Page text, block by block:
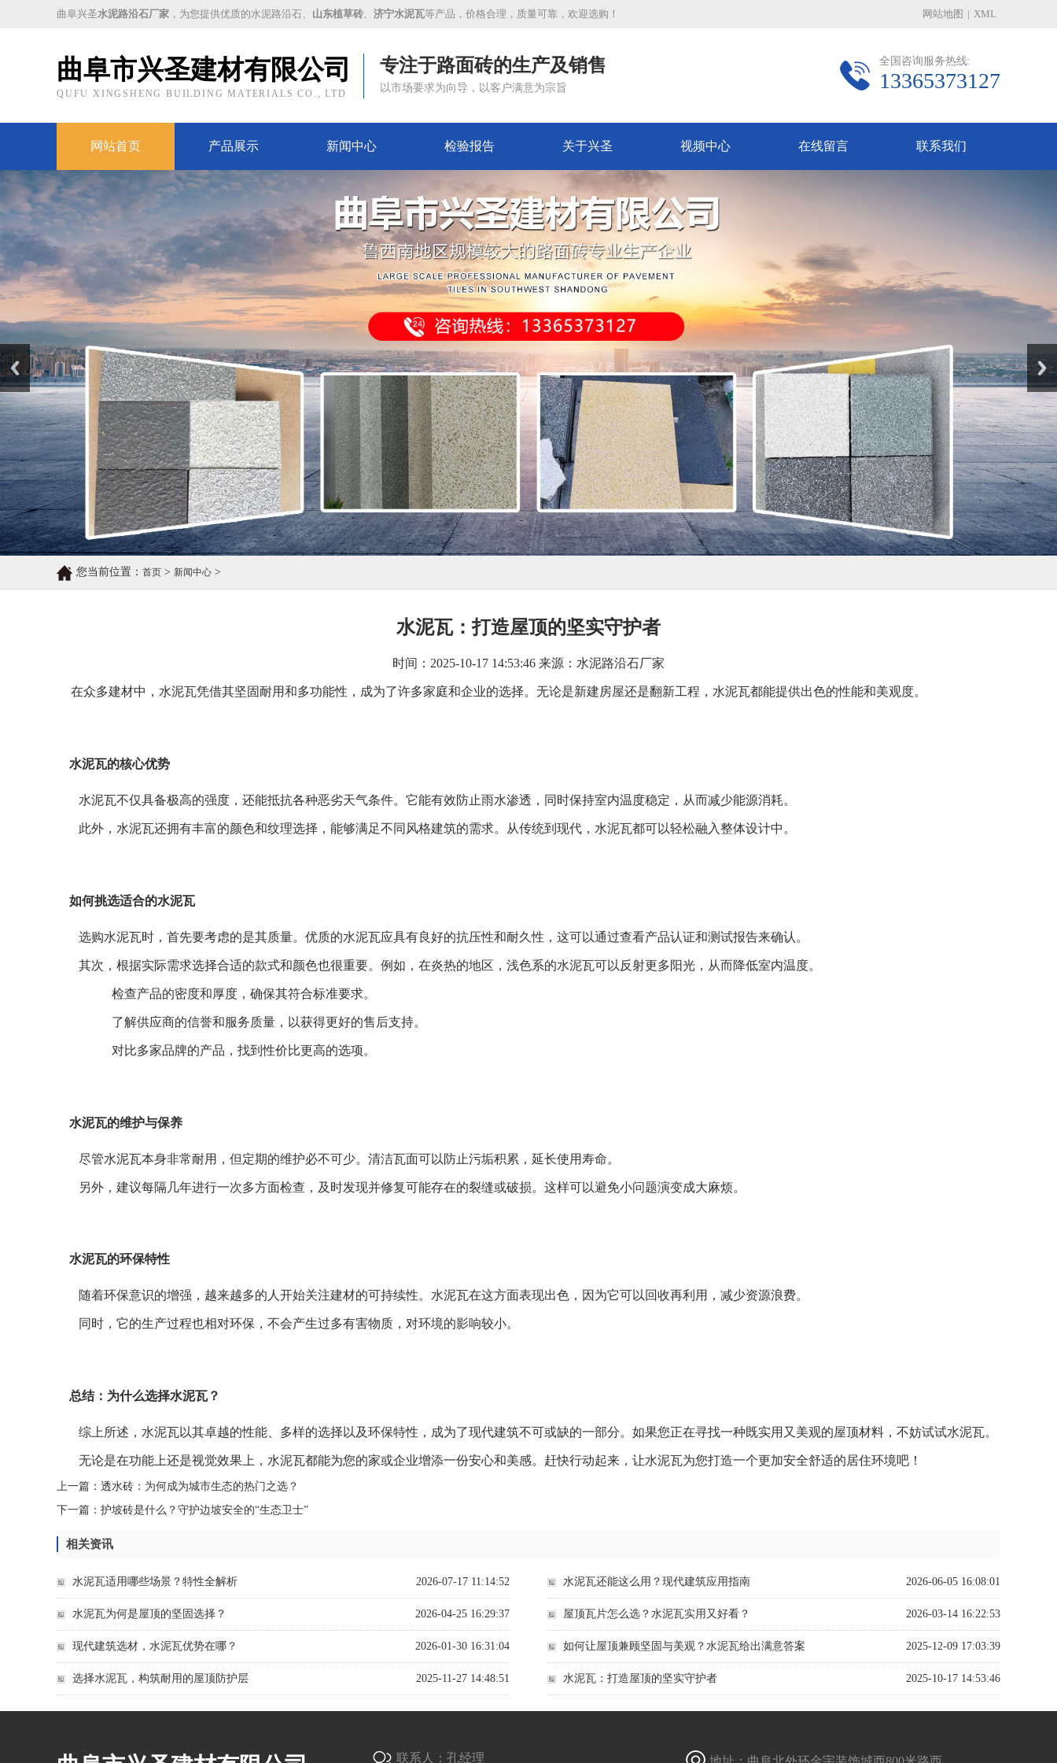
曲阜兴圣水泥路沿石厂家 ，为您提供优质的水泥路沿石、 山东植草砖、 济宁水泥瓦等产品，价格合理，质量可靠，欢迎选购！ 网站地图 | XML
曲阜市兴圣建材有限公司
QUFU XINGSHENG BUILDING MATERIALS CO., LTD
专注于路面砖的生产及销售
以市场要求为向导，以客户满意为宗旨
全国咨询服务热线:
13365373127
网站首页 产品展示 新闻中心 检验报告 关于兴圣 视频中心 在线留言 联系我们
您当前位置： 首页 > 新闻中心 >
水泥瓦：打造屋顶的坚实守护者
时间：2025-10-17 14:53:46 来源：水泥路沿石厂家
在众多建材中，水泥瓦凭借其坚固耐用和多功能性，成为了许多家庭和企业的选择。无论是新建房屋还是翻新工程，水泥瓦都能提供出色的性能和美观度。
水泥瓦的核心优势
水泥瓦不仅具备极高的强度，还能抵抗各种恶劣天气条件。它能有效防止雨水渗透，同时保持室内温度稳定，从而减少能源消耗。
此外，水泥瓦还拥有丰富的颜色和纹理选择，能够满足不同风格建筑的需求。从传统到现代，水泥瓦都可以轻松融入整体设计中。
如何挑选适合的水泥瓦
选购水泥瓦时，首先要考虑的是其质量。优质的水泥瓦应具有良好的抗压性和耐久性，这可以通过查看产品认证和测试报告来确认。
其次，根据实际需求选择合适的款式和颜色也很重要。例如，在炎热的地区，浅色系的水泥瓦可以反射更多阳光，从而降低室内温度。
检查产品的密度和厚度，确保其符合标准要求。
了解供应商的信誉和服务质量，以获得更好的售后支持。
对比多家品牌的产品，找到性价比更高的选项。
水泥瓦的维护与保养
尽管水泥瓦本身非常耐用，但定期的维护必不可少。清洁瓦面可以防止污垢积累，延长使用寿命。
另外，建议每隔几年进行一次多方面检查，及时发现并修复可能存在的裂缝或破损。这样可以避免小问题演变成大麻烦。
水泥瓦的环保特性
随着环保意识的增强，越来越多的人开始关注建材的可持续性。水泥瓦在这方面表现出色，因为它可以回收再利用，减少资源浪费。
同时，它的生产过程也相对环保，不会产生过多有害物质，对环境的影响较小。
总结：为什么选择水泥瓦？
综上所述，水泥瓦以其卓越的性能、多样的选择以及环保特性，成为了现代建筑不可或缺的一部分。如果您正在寻找一种既实用又美观的屋顶材料，不妨试试水泥瓦。
无论是在功能上还是视觉效果上，水泥瓦都能为您的家或企业增添一份安心和美感。赶快行动起来，让水泥瓦为您打造一个更加安全舒适的居住环境吧！
上一篇： 透水砖：为何成为城市生态的热门之选？
下一篇： 护坡砖是什么？守护边坡安全的“生态卫士”
相关资讯
2026-07-17 11:14:52
水泥瓦适用哪些场景？特性全解析 2026-06-05 16:08:01
水泥瓦还能这么用？现代建筑应用指南
2026-04-25 16:29:37
水泥瓦为何是屋顶的坚固选择？ 2026-03-14 16:22:53
屋顶瓦片怎么选？水泥瓦实用又好看？
2026-01-30 16:31:04
现代建筑选材，水泥瓦优势在哪？ 2025-12-09 17:03:39
如何让屋顶兼顾坚固与美观？水泥瓦给出满意答案
2025-11-27 14:48:51
选择水泥瓦，构筑耐用的屋顶防护层 2025-10-17 14:53:46
水泥瓦：打造屋顶的坚实守护者
联系人：孔经理